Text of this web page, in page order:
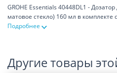
GROHE Essentials 40448DL1 -
матовое стекло) 160 мл в комплекте с
Подробнее
Другие товары